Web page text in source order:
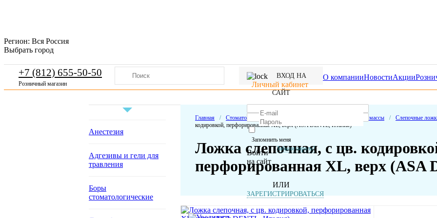
Регион: Вся Россия
Выбрать город
+7 (812) 655-50-50
Розничный магазин Личный кабинет
ВХОД НА
САЙТ
Запомнить меня
Забыли пароль?
Войти
на сайт
ИЛИ
ЗАРЕГИСТРИРОВАТЬСЯ
О компанииНовостиАкции
Анестезия
Адгезивы и гели для
травления
Боры
стоматологические
Главная / Стоматологические расходные материалы Слепочные массы / Слепочные
кодировкой, перфорированная XL, верх (ASA DENTL, Италия)
Ложка слепочная, с цв.
перфорированная XL, верх (ASA